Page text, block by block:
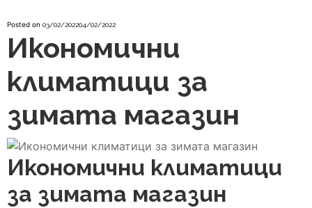
Posted on 03/02/202204/02/2022
Икономични
климатици за
зимата магазин
Икономични климатици
за зимата магазин